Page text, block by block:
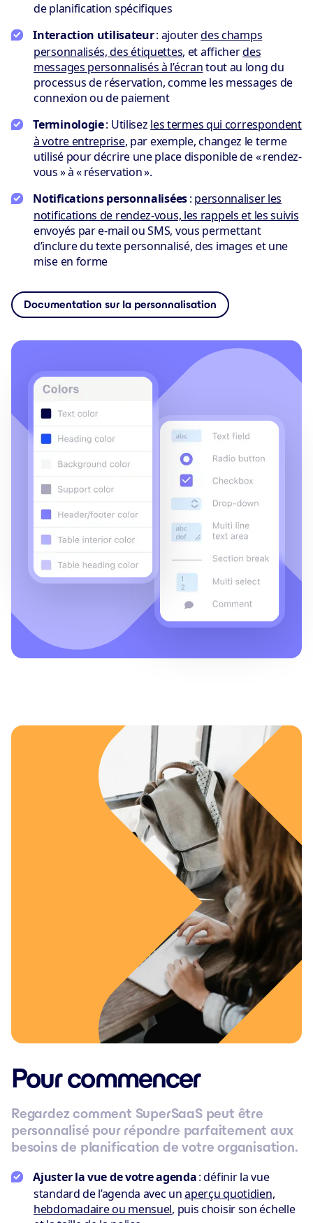
de planification spécifiques
Interaction utilisateur: ajouterdes champs
personnalisés, des étiquettes, et afficherdes
messages personnalisés à l’écrantout au long du
processus de réservation, comme les messages de
connexion ou de paiement
Terminologie: Utilisez les termes qui correspondent
à votre entreprise, par exemple, changez le terme
utilisé pour décrire une place disponible de « rendez-
vous » à « réservation ».
Notifications personnalisées: personnaliser les
notifications de rendez-vous, les rappels et les suivis
envoyés par e-mail ou SMS, vous permettant
d’inclure du texte personnalisé, des images et une
mise en forme
Documentation sur la personnalisation
Pour commencer
Regardez comment SuperSaaS peut être
personnalisé pour répondre parfaitement aux
besoins de planification de votre organisation.
Ajuster la vue de votre agenda: définir la vue
standard de l’agenda avec unaperçu quotidien,
hebdomadaire ou mensuel, puis choisir son échelle